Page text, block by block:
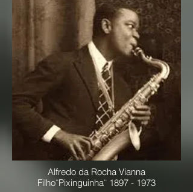
Alfredo da Rocha Vianna
Filho¨Pixinguinha¨ 1897 - 1973